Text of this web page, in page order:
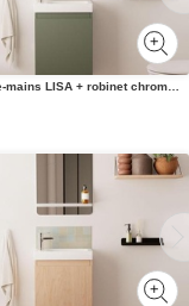
Meuble lave-mains LISA + robinet chromé + miroir rectangulaire